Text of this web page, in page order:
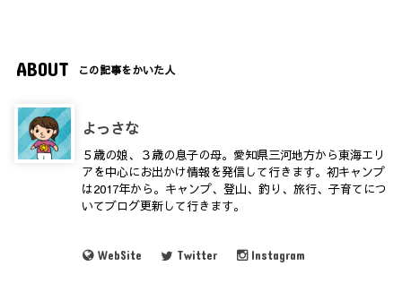
ABOUT この記事をかいた人
よっさな
５歳の娘、３歳の息子の母。愛知県三河地方から東海エリ
アを中心にお出かけ情報を発信して行きます。初キャンプ
は2017年から。キャンプ、登山、釣り、旅行、子育てにつ
いてブログ更新して行きます。
WebSite Twitter Instagram